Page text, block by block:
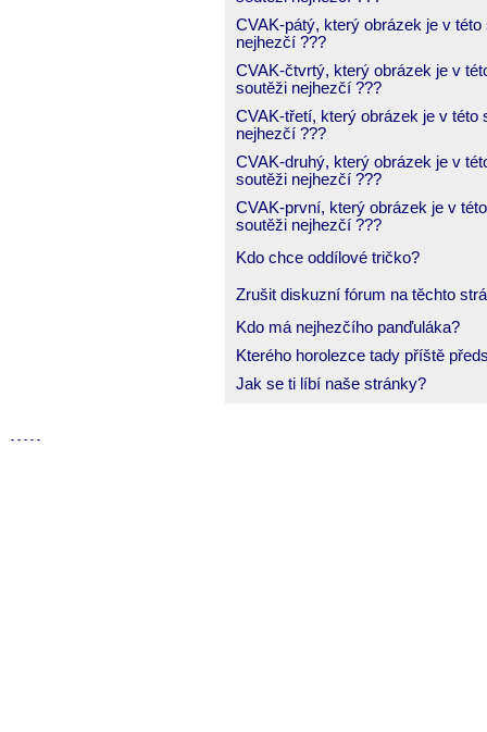
CVAK-pátý, který obrázek je v této
nejhezčí ???
CVAK-čtvrtý, který obrázek je v
soutěži nejhezčí ???
CVAK-třetí, který obrázek je v této
nejhezčí ???
CVAK-druhý, který obrázek je v
soutěži nejhezčí ???
CVAK-první, který obrázek je v této
soutěži nejhezčí ???
Kdo chce oddílové tričko?
Zrušit diskuzní fórum na těchto
Kdo má nejhezčího panďuláka?
Kterého horolezce tady příště
Jak se ti líbí naše stránky?
- - - - -